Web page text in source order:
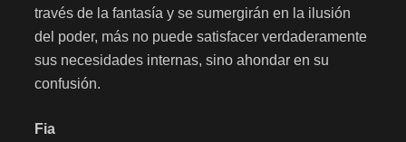
través de la fantasía y se sumergirán en la ilusión
del poder, más no puede satisfacer verdaderamente
sus necesidades internas, sino ahondar en su
confusión.
Fia